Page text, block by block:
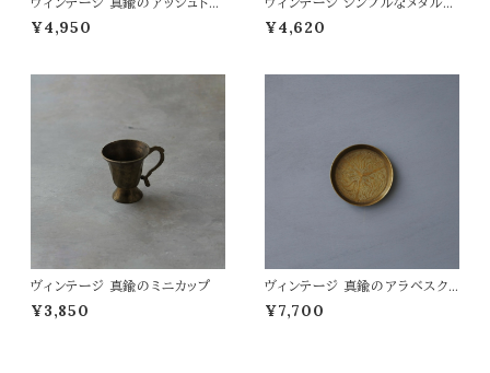
イ
¥4,950
レイ
¥4,620
ヴィンテージ 真鍮のミニカップ
¥3,850
ヴィンテージ 真鍮のアラベスクト
レイ
¥7,700